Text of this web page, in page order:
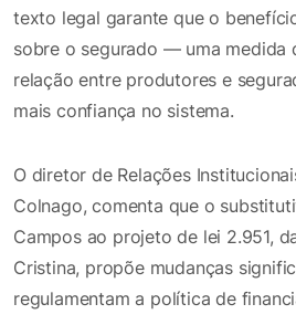
texto legal garante que o
sobre o segurado — uma medida
relação entre produtores e
mais confiança no sistema.
O diretor de Relações
Colnago, comenta que o
Campos ao projeto de lei 2.951,
Cristina, propõe mudanças
regulamentam a política de